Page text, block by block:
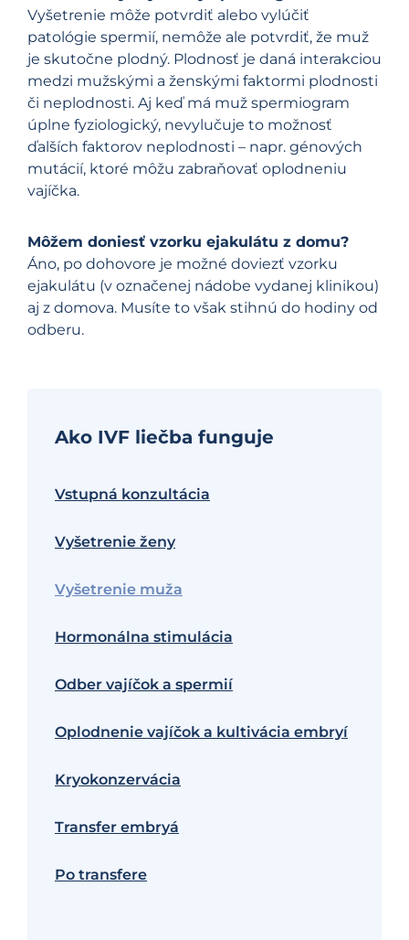
Vyšetrenie môže potvrdiť alebo vylúčiť
patológie spermií, nemôže ale potvrdiť, že muž
je skutočne plodný. Plodnosť je daná interakciou
medzi mužskými a ženskými faktormi plodnosti
či neplodnosti. Aj keď má muž spermiogram
úplne fyziologický, nevylučuje to možnosť
ďalších faktorov neplodnosti – napr. génových
mutácií, ktoré môžu zabraňovať oplodneniu
vajíčka.
Môžem doniesť vzorku ejakulátu z domu?
Áno, po dohovore je možné doviezť vzorku
ejakulátu (v označenej nádobe vydanej klinikou)
aj z domova. Musíte to však stihnú do hodiny od
odberu.
Ako IVF liečba funguje
Vstupná konzultácia
Vyšetrenie ženy
Vyšetrenie muža
Hormonálna stimulácia
Odber vajíčok a spermií
Oplodnenie vajíčok a kultivácia embryí
Kryokonzervácia
Transfer embryá
Po transfere